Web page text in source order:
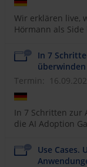
Wir erklären live,
Hörmann als Side
In 7
Termin:
In 7 Schritten zur
die AI Adoption
Use Cases.